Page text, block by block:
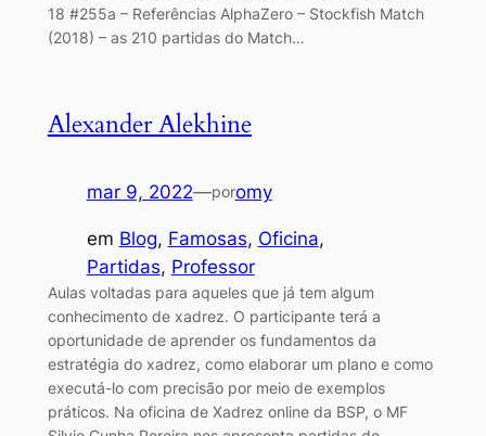
18 #255a – Referências AlphaZero – Stockfish Match
(2018) – as 210 partidas do Match…
Alexander Alekhine
mar 9, 2022—poromy
em Blog, Famosas, Oficina
Partidas, Professor
Aulas voltadas para aqueles que já tem algum
conhecimento de xadrez. O participante terá a
oportunidade de aprender os fundamentos da
estratégia do xadrez, como elaborar um plano e como
executá-lo com precisão por meio de exemplos
práticos. Na oficina de Xadrez online da BSP, o MF